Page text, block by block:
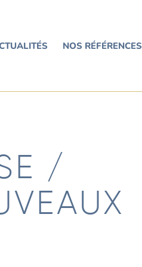
NOS RÉFÉRENCES
/